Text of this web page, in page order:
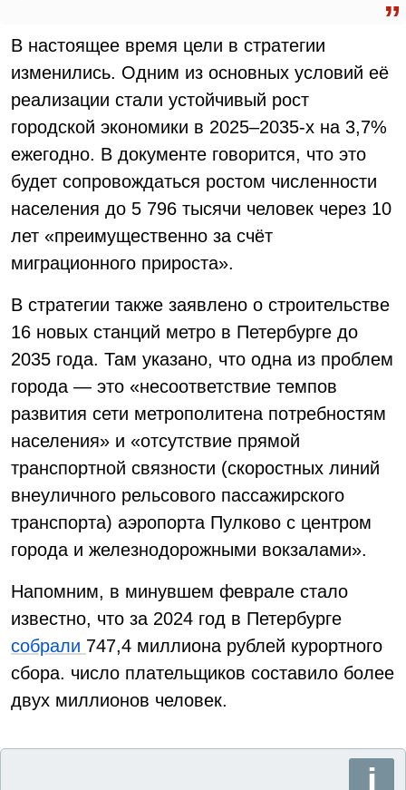
В настоящее время цели в стратегии
изменились. Одним из основных условий её
реализации стали устойчивый рост
городской экономики в 2025–2035-х на 3,7%
ежегодно. В документе говорится, что это
будет сопровождаться ростом численности
населения до 5 796 тысячи человек через 10
лет «преимущественно за счёт
миграционного прироста».
В стратегии также заявлено о строительстве
16 новых станций метро в Петербурге до
2035 года. Там указано, что одна из проблем
города — это «несоответствие темпов
развития сети метрополитена потребностям
населения» и «отсутствие прямой
транспортной связности (скоростных линий
внеуличного рельсового пассажирского
транспорта) аэропорта Пулково с центром
города и железнодорожными вокзалами».
Напомним, в минувшем феврале стало
известно, что за 2024 год в Петербурге
собрали 747,4 миллиона рублей курортного
сбора. число плательщиков составило более
двух миллионов человек.